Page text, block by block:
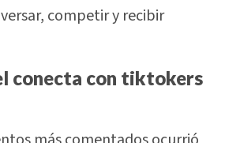
competir y recibir
conecta con tiktokers